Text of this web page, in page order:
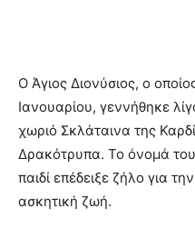
Ο Άγιος Διονύσιος, ο
Ιανουαρίου, γεννήθηκε
χωριό Σκλάταινα της
Δρακότρυπα. Το όνομά
παιδί επέδειξε ζήλο για
ασκητική ζωή.